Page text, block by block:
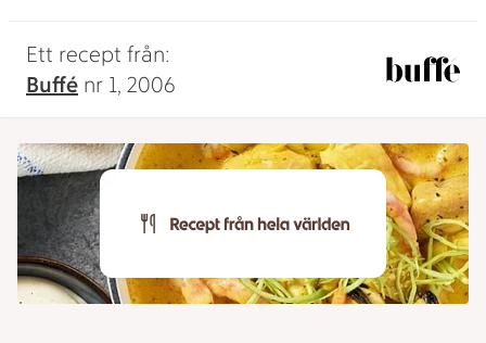
Ett recept från:
Buffé nr 1, 2006